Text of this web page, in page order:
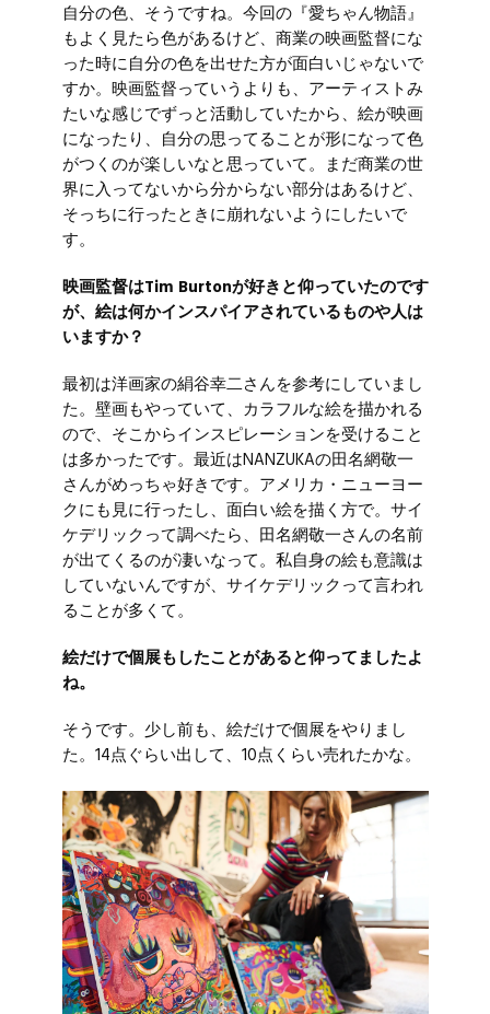
自分の色、そうですね。今回の『愛ちゃん物語』
もよく見たら色があるけど、商業の映画監督にな
った時に自分の色を出せた方が面白いじゃないで
すか。映画監督っていうよりも、アーティストみ
たいな感じでずっと活動していたから、絵が映画
になったり、自分の思ってることが形になって色
がつくのが楽しいなと思っていて。まだ商業の世
界に入ってないから分からない部分はあるけど、
そっちに行ったときに崩れないようにしたいで
す。
映画監督はTim Burtonが好きと仰っていたのです
が、絵は何かインスパイアされているものや人は
いますか？
最初は洋画家の絹谷幸二さんを参考にしていまし
た。壁画もやっていて、カラフルな絵を描かれる
ので、そこからインスピレーションを受けること
は多かったです。最近はNANZUKAの田名網敬一
さんがめっちゃ好きです。アメリカ・ニューヨー
クにも見に行ったし、面白い絵を描く方で。サイ
ケデリックって調べたら、田名網敬一さんの名前
が出てくるのが凄いなって。私自身の絵も意識は
していないんですが、サイケデリックって言われ
ることが多くて。
絵だけで個展もしたことがあると仰ってましたよ
ね。
そうです。少し前も、絵だけで個展をやりまし
た。14点ぐらい出して、10点くらい売れたかな。